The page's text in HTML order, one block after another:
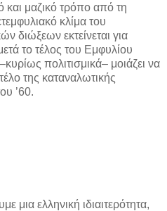
και μαζικό τρόπο από τη
κλίμα του
διώξεων εκτείνεται για
το τέλος του Εμφυλίου
πολιτισμικά– μοιάζει να
της καταναλωτικής
’60.
μια ελληνική ιδιαιτερότητα,